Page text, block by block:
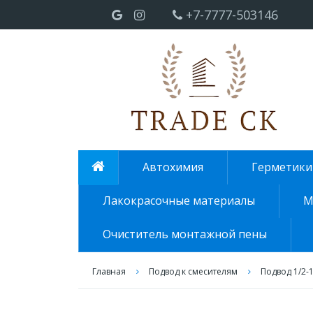
+7-7777-503146
Автохимия Герметики
Лакокрасочные материалы
Очиститель монтажной пены
Главная Подвод к смесителям Подвод 1/2-